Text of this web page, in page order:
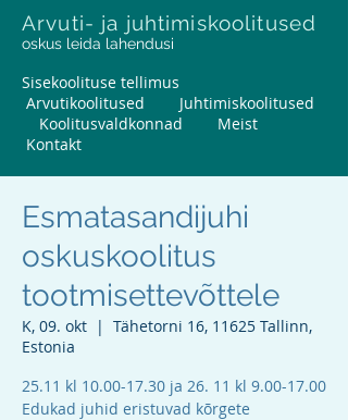
Arvuti- ja juhtimiskoolitused
oskus leida lahendusi
Sisekoolituse tellimus
Arvutikoolitused
Juhtimiskoolitused
Koolitusvaldkonnad
Meist
Kontakt
Esmatasandijuhi
oskuskoolitus
tootmisettevõttele
K, 09. okt
  |
Tähetorni 16, 11625 Tallinn,
Estonia
25.11 kl 10.00-17.30 ja 26. 11 kl 9.00-17.00
Edukad juhid eristuvad kõrgete